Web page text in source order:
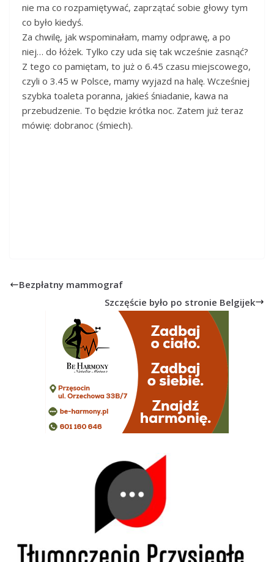
nie ma co rozpamiętywać, zaprzątać sobie głowy tym
co było kiedyś.
Za chwilę, jak wspominałam, mamy odprawę, a po
niej… do łóżek. Tylko czy uda się tak wcześnie zasnąć?
Z tego co pamiętam, to już o 6.45 czasu miejscowego,
czyli o 3.45 w Polsce, mamy wyjazd na halę. Wcześniej
szybka toaleta poranna, jakieś śniadanie, kawa na
przebudzenie. To będzie krótka noc. Zatem już teraz
mówię: dobranoc (śmiech).
Bezpłatny mammograf
Szczęście było po stronie Belgijek